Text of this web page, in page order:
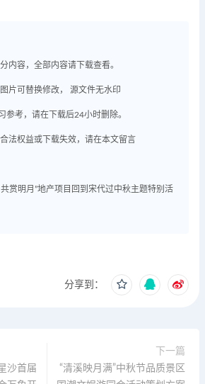
内容，全部内容请下载查看。
片可替换修改， 源文件无水印
参考，请在下载后24小时删除。
法权益或下载失效，请在本文留言
共赏明月”地产项目回到宋代过中秋主题特别活
分享到：
沙首届
下一篇
“清溪映月满”中秋节品质景区